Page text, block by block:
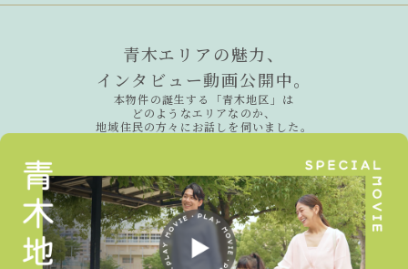
青木エリアの魅力、
インタビュー動画公開中。
本物件の誕生する「青木地区」は
どのようなエリアなのか、
地域住民の方々にお話しを伺いました。